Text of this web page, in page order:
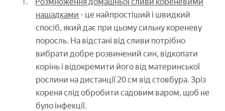
нащадками - це найпростіший і швидкий
спосіб, який дає при цьому сильну кореневу
поросль. На відстані від сливи потрібно
вибрати добре розвинений син, відкопати
корінь і відокремити його від материнської
рослини на дистанції 20 см від стовбура. Зріз
кореня слід обробити садовим варом, щоб не
було інфекції.